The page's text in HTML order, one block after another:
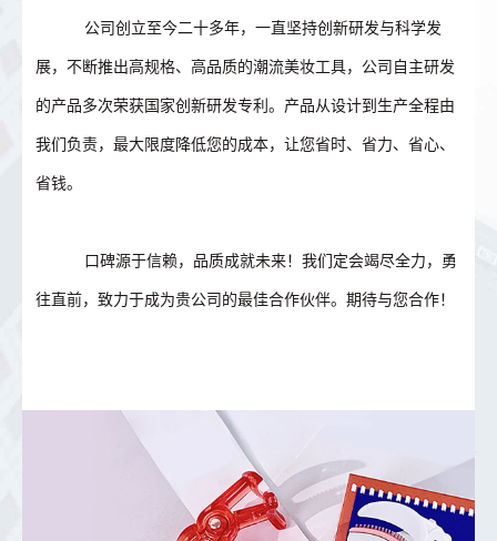
公司创立至今二十多年，一直坚持创新研发与科学发
展，不断推出高规格、高品质的潮流美妆工具，公司自主研发
的产品多次荣获国家创新研发专利。产品从设计到生产全程由
我们负责，最大限度降低您的成本，让您省时、省力、省心、
省钱。
口碑源于信赖，品质成就未来！我们定会竭尽全力，勇
往直前，致力于成为贵公司的最佳合作伙伴。期待与您合作！